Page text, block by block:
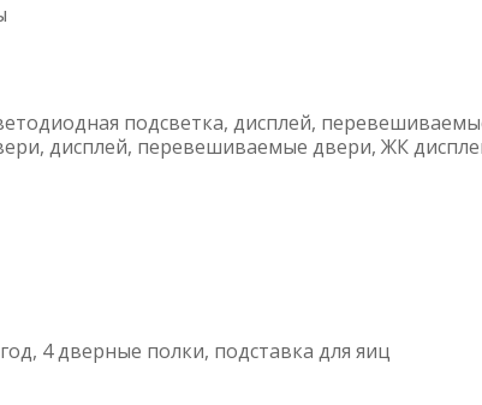
подсветка, дисплей,
дисплей, перевешиваемые двери, ЖК
4 дверные полки, подставка для яиц